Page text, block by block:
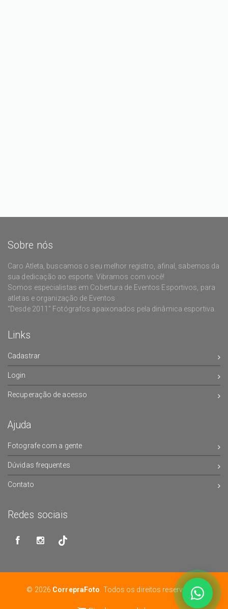
Sobre nós
Caro Atleta, buscamos o seu melhor registro, afinal, sabemos da
sua dedicação ao esporte. Vibramos com você!
Somos especialistas em Cobertura de Eventos Esportivos, para
atletas e organização de Eventos
"Desde 2011" Fotógrafos apaixonados pela dinâmica esportiva.
Links
Cadastrar
Login
Recuperação de acesso
Ajuda
Fotografe com a gente
Dúvidas frequentes
Contato
Redes sociais
© 2026 CorrepraFoto . Todos os direitos reservados.